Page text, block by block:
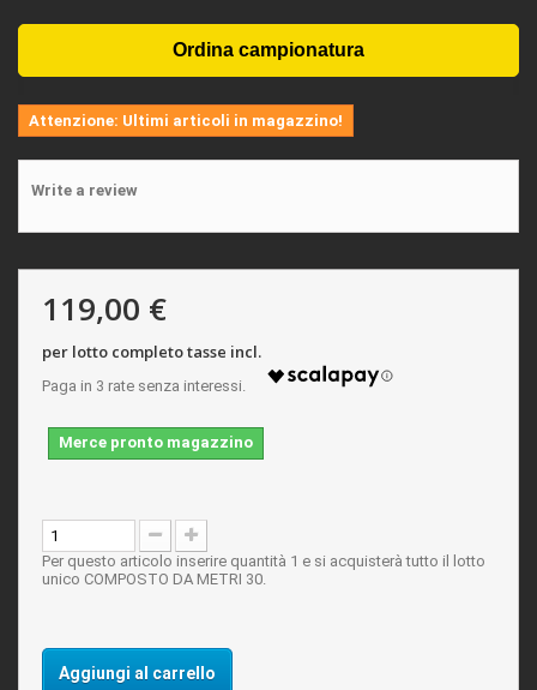
Attenzione: Ultimi articoli in magazzino!
Write a review
119,00 €
per lotto completo tasse incl.
Merce pronto magazzino
Per questo articolo inserire quantità 1 e si acquisterà tutto il lotto
unico COMPOSTO DA METRI 30.
Aggiungi al carrello